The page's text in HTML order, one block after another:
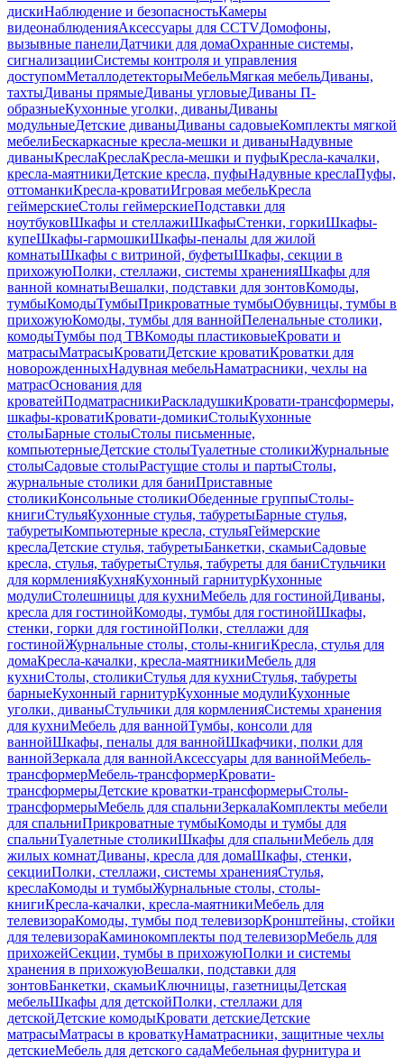
дискиНаблюдение и безопасностьКамеры
видеонаблюденияАксессуары для CCTVДомофоны,
вызывные панелиДатчики для домаОхранные системы,
сигнализацииСистемы контроля и управления
доступомМеталлодетекторыМебельМягкая мебельДиваны,
тахтыДиваны прямыеДиваны угловыеДиваны П-
образныеКухонные уголки, диваныДиваны
модульныеДетские диваныДиваны садовыеКомплекты мягкой
мебелиБескаркасные кресла-мешки и диваныНадувные
диваныКреслаКреслаКресла-мешки и пуфыКресла-качалки,
кресла-маятникиДетские кресла, пуфыНадувные креслаПуфы,
оттоманкиКресла-кроватиИгровая мебельКресла
геймерскиеСтолы геймерскиеПодставки для
ноутбуковШкафы и стеллажиШкафыСтенки, горкиШкафы-
купеШкафы-гармошкиШкафы-пеналы для жилой
комнатыШкафы с витриной, буфетыШкафы, секции в
прихожуюПолки, стеллажи, системы храненияШкафы для
ванной комнатыВешалки, подставки для зонтовКомоды,
тумбыКомодыТумбыПрикроватные тумбыОбувницы, тумбы в
прихожуюКомоды, тумбы для ваннойПеленальные столики,
комодыТумбы под ТВКомоды пластиковыеКровати и
матрасыМатрасыКроватиДетские кроватиКроватки для
новорожденныхНадувная мебельНаматрасники, чехлы на
матрасОснования для
кроватейПодматрасникиРаскладушкиКровати-трансформеры,
шкафы-кроватиКровати-домикиСтолыКухонные
столыБарные столыСтолы письменные,
компьютерныеДетские столыТуалетные столикиЖурнальные
столыСадовые столыРастущие столы и партыСтолы,
журнальные столики для баниПриставные
столикиКонсольные столикиОбеденные группыСтолы-
книгиСтульяКухонные стулья, табуретыБарные стулья,
табуретыКомпьютерные кресла, стульяГеймерские
креслаДетские стулья, табуретыБанкетки, скамьиСадовые
кресла, стулья, табуретыСтулья, табуреты для баниСтульчики
для кормленияКухняКухонный гарнитурКухонные
модулиСтолешницы для кухниМебель для гостинойДиваны,
кресла для гостинойКомоды, тумбы для гостинойШкафы,
стенки, горки для гостинойПолки, стеллажи для
гостинойЖурнальные столы, столы-книгиКресла, стулья для
домаКресла-качалки, кресла-маятникиМебель для
кухниСтолы, столикиСтулья для кухниСтулья, табуреты
барныеКухонный гарнитурКухонные модулиКухонные
уголки, диваныСтульчики для кормленияСистемы хранения
для кухниМебель для ваннойТумбы, консоли для
ваннойШкафы, пеналы для ваннойШкафчики, полки для
ваннойЗеркала для ваннойАксессуары для ваннойМебель-
трансформерМебель-трансформерКровати-
трансформерыДетские кроватки-трансформерыСтолы-
трансформерыМебель для спальниЗеркалаКомплекты мебели
для спальниПрикроватные тумбыКомоды и тумбы для
спальниТуалетные столикиШкафы для спальниМебель для
жилых комнатДиваны, кресла для домаШкафы, стенки,
секцииПолки, стеллажи, системы храненияСтулья,
креслаКомоды и тумбыЖурнальные столы, столы-
книгиКресла-качалки, кресла-маятникиМебель для
телевизораКомоды, тумбы под телевизорКронштейны, стойки
для телевизораКаминокомплекты под телевизорМебель для
прихожейСекции, тумбы в прихожуюПолки и системы
хранения в прихожуюВешалки, подставки для
зонтовБанкетки, скамьиКлючницы, газетницыДетская
мебельШкафы для детскойПолки, стеллажи для
детскойДетские комодыКровати детскиеДетские
матрасыМатрасы в кроваткуНаматрасники, защитные чехлы
детскиеМебель для детского садаМебельная фурнитура и